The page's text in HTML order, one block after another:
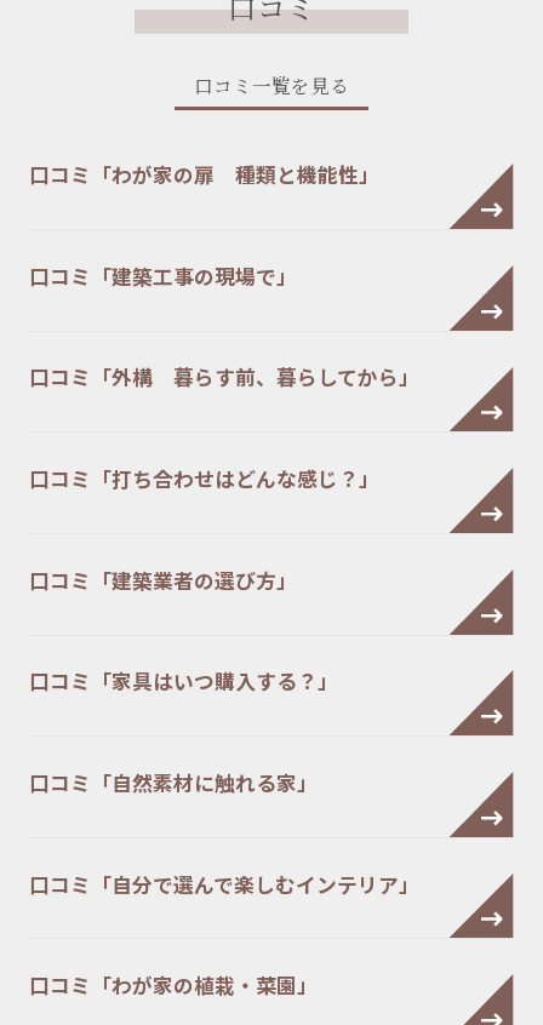
口コミ一覧を見る
口コミ「わが家の扉 種類と機能性」
口コミ「建築工事の現場で」
口コミ「外構 暮らす前、暮らしてから」
口コミ「打ち合わせはどんな感じ？」
口コミ「建築業者の選び方」
口コミ「家具はいつ購入する？」
口コミ「自然素材に触れる家」
口コミ「自分で選んで楽しむインテリア」
口コミ「わが家の植栽・菜園」